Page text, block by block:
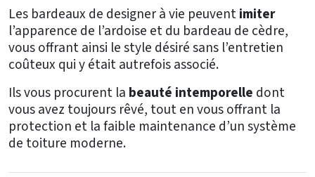
Nous
joindre
Les bardeaux de designer à vie peuventimiter
l’apparence de l’ardoise et du bardeau de cèdre,
vous offrant ainsi le style désiré sans l’entretien
coûteux qui y était autrefois associé.
Ils vous procurent la beauté intemporelle dont
vous avez toujours rêvé, tout en vous offrant la
protection et la faible maintenance d’un système
de toiture moderne.